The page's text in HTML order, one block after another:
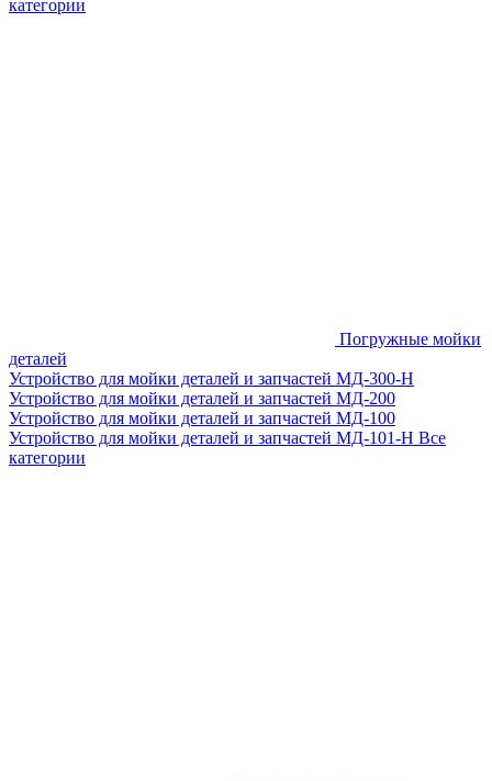
категории
Погружные мойки
деталей
Устройство для мойки деталей и запчастей МД-300-H
Устройство для мойки деталей и запчастей МД-200
Устройство для мойки деталей и запчастей МД-100
Устройство для мойки деталей и запчастей МД-101-Н Все
категории